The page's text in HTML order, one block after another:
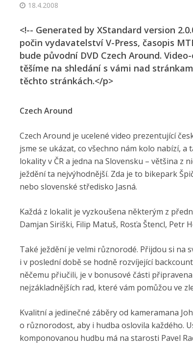
18.4.2008
<!-- Generated by XStandard version
počin vydavatelství V-Press, časopis
bude původní DVD Czech Around.
těšíme na shledání s vámi nad
těchto stránkách.</p>
Czech Around
Czech Around je ucelené video prezentující
jsme se ukázat, co všechno nám kolo nabízí, a
lokality v ČR a jedna na Slovensku – většina z
ježdění ta nejvýhodnější. Zda je to bikepark
nebo slovenské středisko Jasná.
Každá z lokalit je vyzkoušena některým z
Damjan Siriški, Filip Matuš, Rosťa Štencl, Petr
Také ježdění je velmi různorodé. Přijdou si na
i v poslední době se hodně rozvíjející
něčemu přiučili, je v bonusové části
nejzákladnějších rad, které vám pomůžou ve
Kvalitní a jedinečné záběry od kameramana
o různorodost, aby i hudba oslovila každého.
komponovanou hudbu má na starosti Pavel